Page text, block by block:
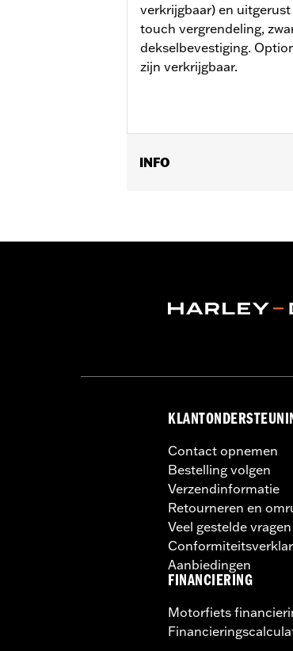
verkrijgbaar) en
touch vergrendeling,
dekselbevestiging.
zijn verkrijgbaar.
INFO
dockinghardware is
modellen vereisen
Installatie-instructies
Wijdte:25.9 Inches
GARANTIE:1 jaar beperkte
Contact opnemen
Bestelling volgen
Verzendinformatie
Retourneren en
Veel gestelde vragen
Aanbiedingen
FINANCIERING
Motorfiets